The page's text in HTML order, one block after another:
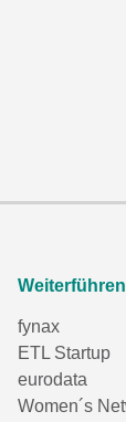
fynax
ETL Startup
eurodata
Women´s